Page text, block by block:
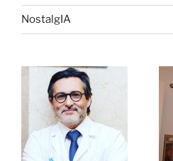
NostalgIA